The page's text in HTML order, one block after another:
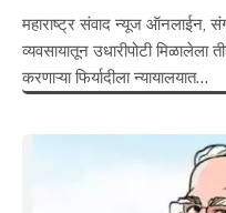
महाराष्ट्र संवाद न्यूज ऑनलाईन,
व्यवसायातून उधारीपोटी मिळालेला
करणाऱ्या फिर्यादीला न्यायालयात…